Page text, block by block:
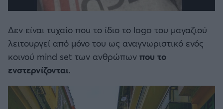
Δεν είναι τυχαίο που το ίδιο το logo του μαγαζιού
λειτουργεί από μόνο του ως αναγνωριστικό ενός
κοινού mind set των ανθρώπων που το
ενστερνίζονται.